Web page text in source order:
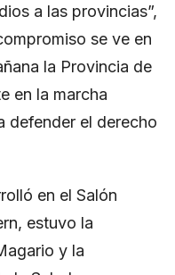
a las provincias”,
se ve en
la Provincia de
en la marcha
defender el derecho
en el Salón
estuvo la
y la